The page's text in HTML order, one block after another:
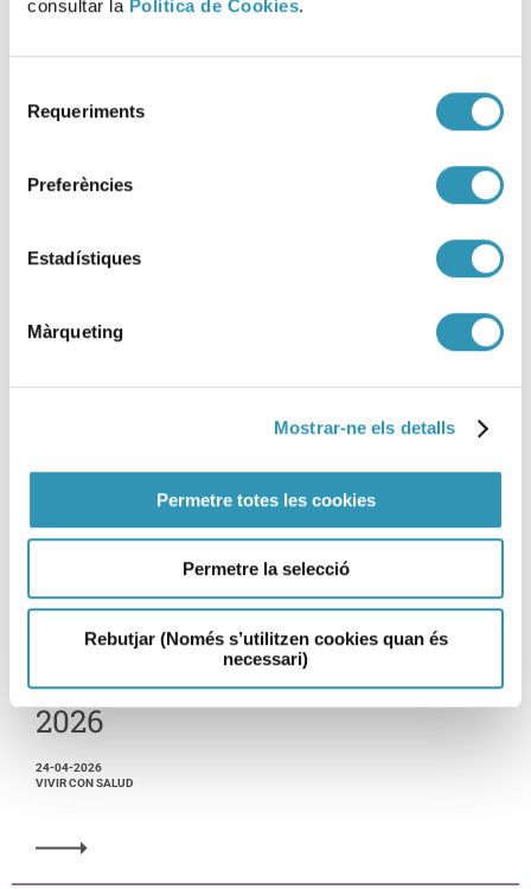
consultar la Política de Cookies.
Requeriments
Preferències
Estadístiques
Màrqueting
Mostrar-ne els detalls
Permetre totes les cookies
Permetre la selecció
Rebutjar (Només s’utilitzen cookies quan és
necessari)
La ASPB consolida y amplía el
La ASPB se suma a la Semana
Mundial de la Inmunització
2026
24-04-2026
VIVIR CON SALUD